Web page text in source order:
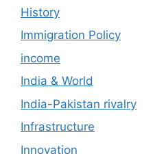
History
Immigration Policy
income
India & World
India-Pakistan rivalry
Infrastructure
Innovation